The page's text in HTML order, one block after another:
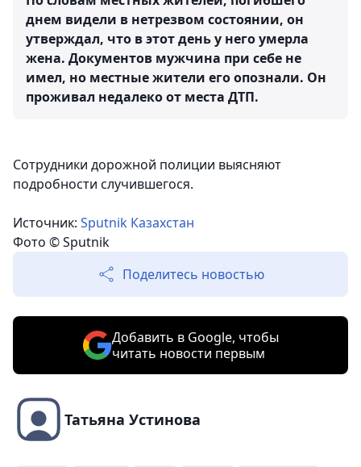
днем видели в нетрезвом состоянии, он
утверждал, что в этот день у него умерла
жена. Документов мужчина при себе не
имел, но местные жители его опознали. Он
проживал недалеко от места ДТП.
Сотрудники дорожной полиции выясняют
подробности случившегося.
Источник: Sputnik Казахстан
Фото © Sputnik
Поделитесь новостью
Добавить в Google, чтобы
читать новости первым
Татьяна Устинова